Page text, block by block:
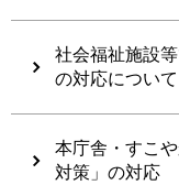
社会福祉施設
の対応について
本庁舎・すこ
対策」の対応